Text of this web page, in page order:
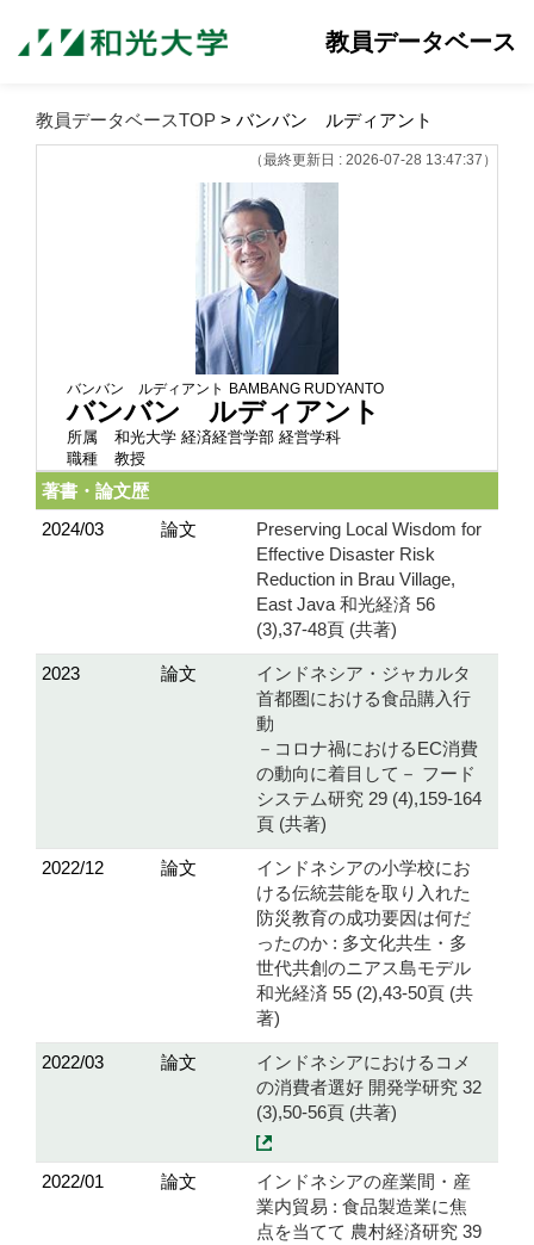
教員データベース
教員データベースTOP > バンバン ルディアント
（最終更新日 : 2026-07-28 13:47:37）
バンバン ルディアント BAMBANG RUDYANTO
バンバン ルディアント
所属
和光大学 経済経営学部 経営学科
職種
教授
著書・論文歴
2024/03
論文
Preserving Local Wisdom for
Effective Disaster Risk
Reduction in Brau Village,
East Java 和光経済 56
(3),37-48頁 (共著)
2023 論文
インドネシア・ジャカルタ
首都圏における食品購入行
動
－コロナ禍におけるEC消費
の動向に着目して－ フード
システム研究 29 (4),159-164
頁 (共著)
2022/12 論文
インドネシアの小学校にお
ける伝統芸能を取り入れた
防災教育の成功要因は何だ
ったのか : 多文化共生・多
世代共創のニアス島モデル
和光経済 55 (2),43-50頁 (共
著)
2022/03 論文
インドネシアにおけるコメ
の消費者選好 開発学研究 32
(3),50-56頁 (共著)
2022/01 論文
インドネシアの産業間・産
業内貿易 : 食品製造業に焦
点を当てて 農村経済研究 39